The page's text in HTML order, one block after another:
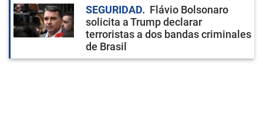
SEGURIDAD
Flávio Bolsonaro
solicita a Trump declarar
terroristas a dos bandas criminales
de Brasil